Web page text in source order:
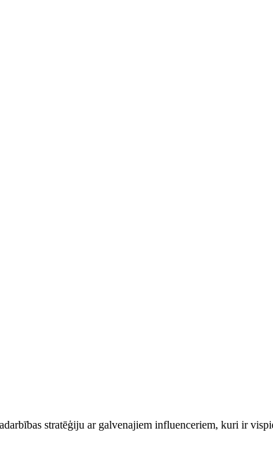
stratēģiju ar galvenajiem influenceriem, kuri ir